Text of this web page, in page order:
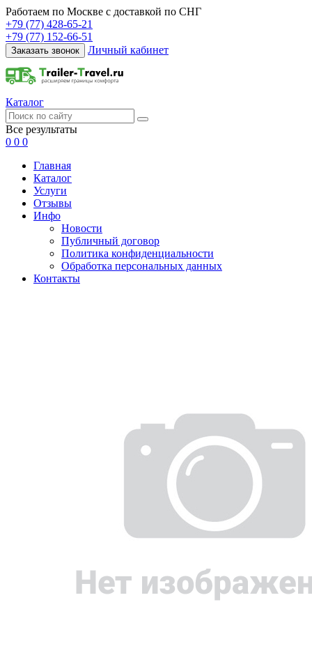
Работаем по Москве с доставкой по СНГ
+79 (77) 428-65-21
+79 (77) 152-66-51
Заказать звонок Личный кабинет
Каталог
Все результаты
0 0 0
Главная
Каталог
Услуги
Отзывы
Инфо
Новости
Публичный договор
Политика конфиденциальности
Обработка персональных данных
Контакты